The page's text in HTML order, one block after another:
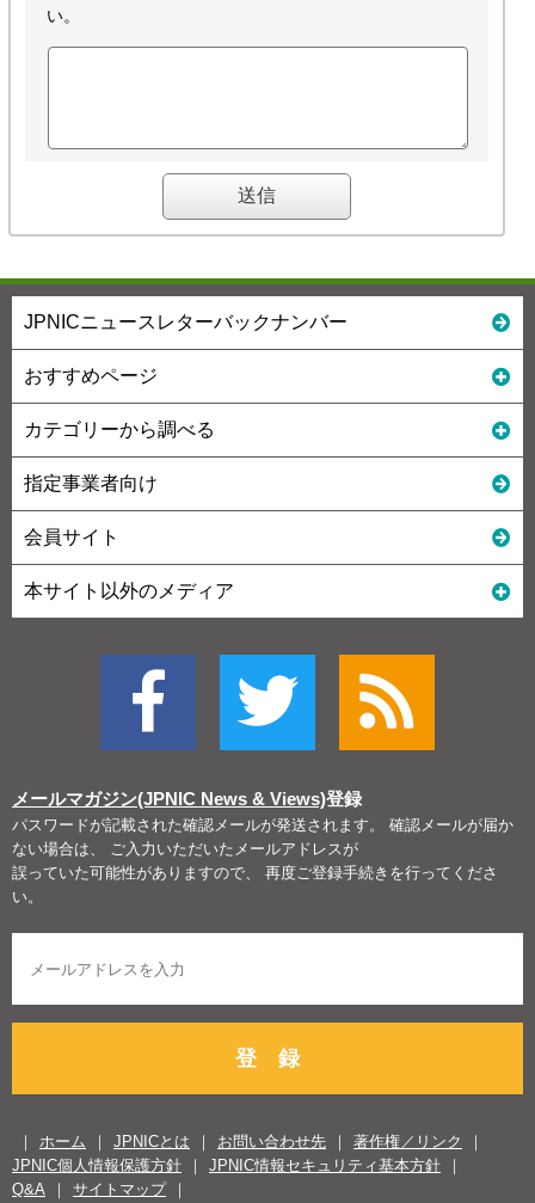
い。
JPNICニュースレターバックナンバー
おすすめページ
カテゴリーから調べる
指定事業者向け
会員サイト
本サイト以外のメディア
メールマガジン(JPNIC News & Views)登録
パスワードが記載された確認メールが発送されます。 確認メールが届か
ない場合は、 ご入力いただいたメールアドレスが
誤っていた可能性がありますので、 再度ご登録手続きを行ってくださ
い。
登 録
ホーム JPNICとは お問い合わせ先
著作権／リンク
JPNIC個人情報保護方針
JPNIC情報セキュリティ基本方針
Q&A
サイトマップ